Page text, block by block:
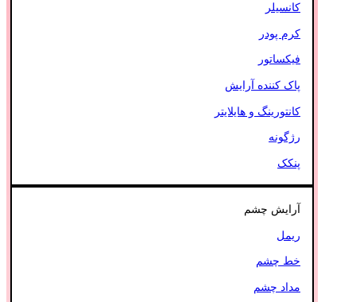
کانسیلر
کرم پودر
فیکساتور
پاک کننده آرایش
کانتورینگ و هایلایتر
رژگونه
پنکک
آرایش چشم
ریمل
خط چشم
مداد چشم